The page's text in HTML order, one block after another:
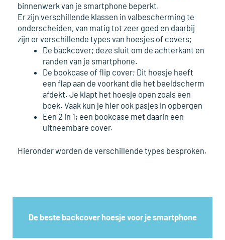
binnenwerk van je smartphone beperkt.
Er zijn verschillende klassen in valbescherming te
onderscheiden, van matig tot zeer goed en daarbij
zijn er verschillende types van hoesjes of covers;
De backcover; deze sluit om de achterkant en
randen van je smartphone.
De bookcase of flip cover; Dit hoesje heeft
een flap aan de voorkant die het beeldscherm
afdekt. Je klapt het hoesje open zoals een
boek. Vaak kun je hier ook pasjes in opbergen
Een 2 in 1; een bookcase met daarin een
uitneembare cover.
Hieronder worden de verschillende types besproken.
De beste backcover hoesje voor je smartphone